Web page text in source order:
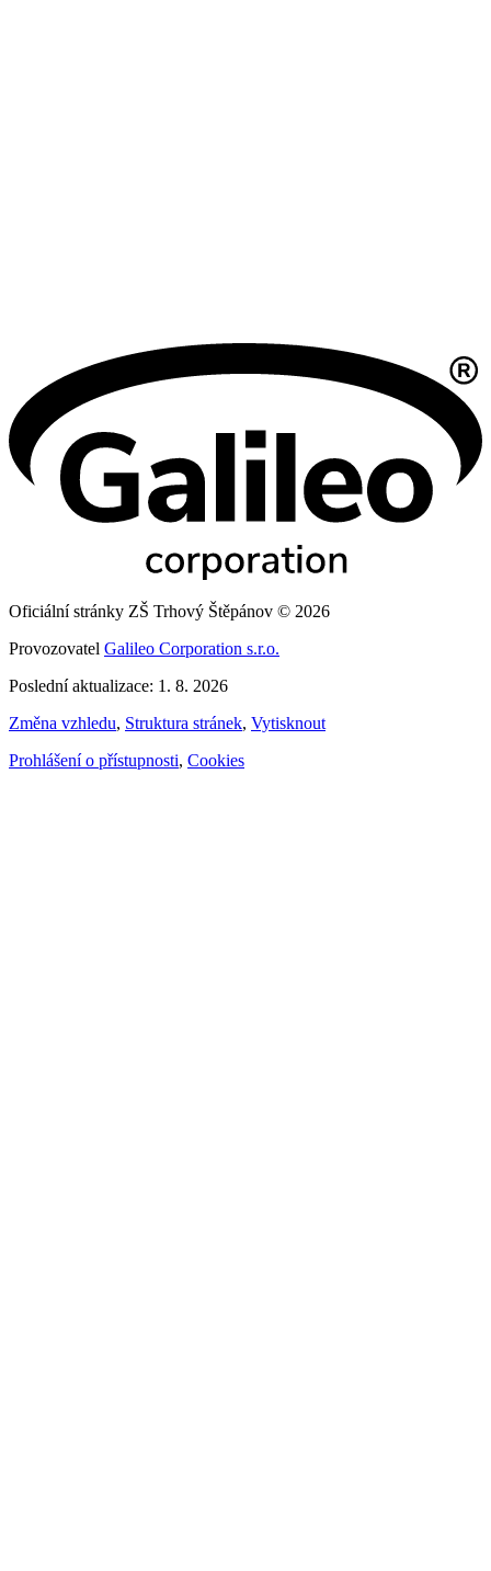
Oficiální stránky ZŠ Trhový Štěpánov © 2026
Provozovatel Galileo Corporation s.r.o.
Poslední aktualizace: 1. 8. 2026
Změna vzhledu, Struktura stránek, Vytisknout
Prohlášení o přístupnosti, Cookies